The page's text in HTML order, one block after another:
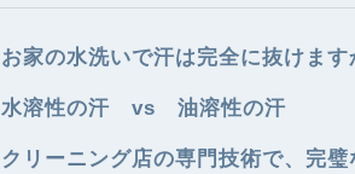
お家の水洗いで汗は完全に抜けます
水溶性の汗 vs 油溶性の汗
クリーニング店の専門技術で、完璧